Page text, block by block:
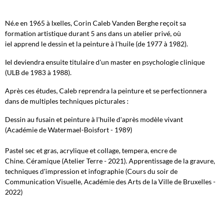
Né.e en 1965 à Ixelles, Corin Caleb Vanden Berghe reçoit sa
formation artistique durant 5 ans dans un atelier privé, où
iel apprend le dessin et la peinture à l'huile (de 1977 à 1982).
Iel deviendra ensuite titulaire d'un master en psychologie clinique
(ULB de 1983 à 1988).
Après ces études, Caleb reprendra la peinture et se perfectionnera
dans de multiples techniques picturales :
Dessin au fusain et peinture à l'huile d'après modèle vivant
(Académie de Watermael-Boisfort - 1989)
Pastel sec et gras, acrylique et collage, tempera, encre de
Chine. Céramique (Atelier Terre - 2021). Apprentissage de la gravure,
techniques d'impression et infographie (Cours du soir de
Communication Visuelle, Académie des Arts de la Ville de Bruxelles -
2022)